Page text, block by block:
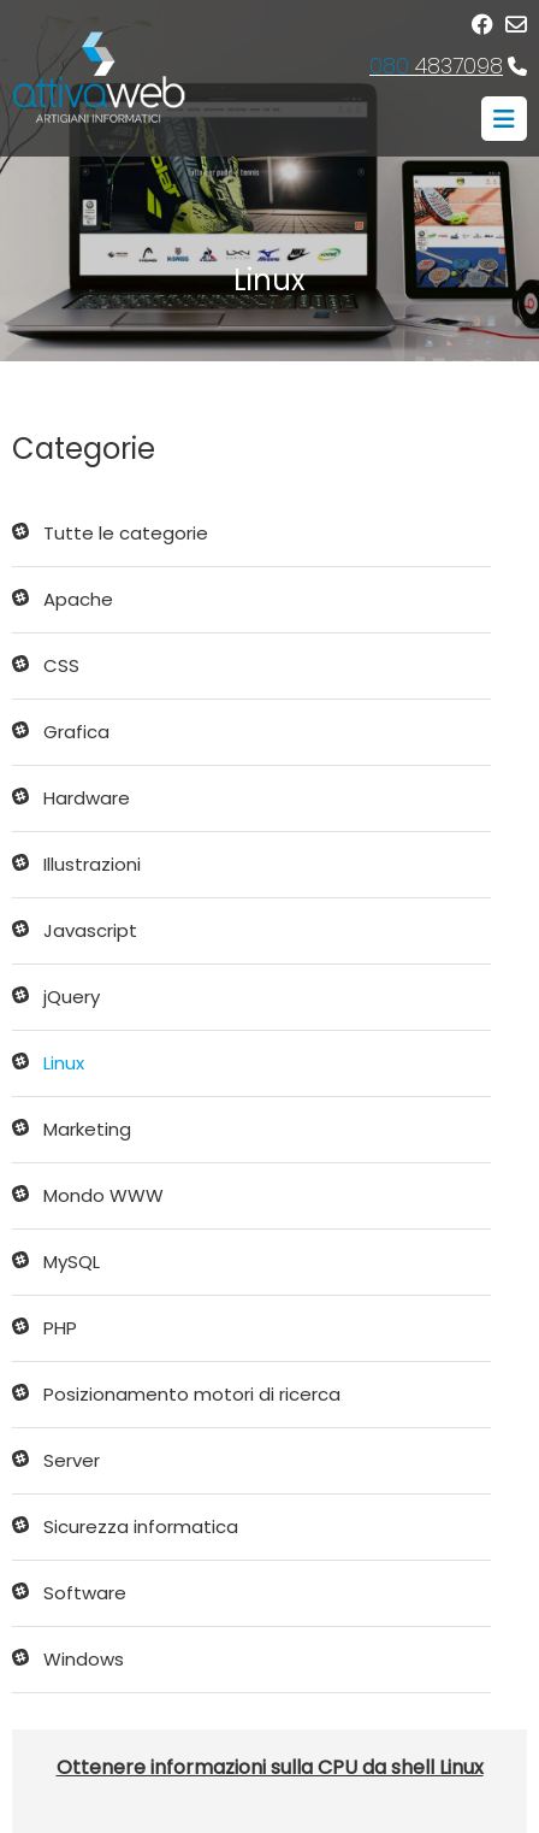
080 4837098
Linux
Categorie
Tutte le categorie
Apache
CSS
Grafica
Hardware
Illustrazioni
Javascript
jQuery
Linux
Marketing
Mondo WWW
MySQL
PHP
Posizionamento motori di ricerca
Server
Sicurezza informatica
Software
Windows
Ottenere informazioni sulla CPU da shell Linux